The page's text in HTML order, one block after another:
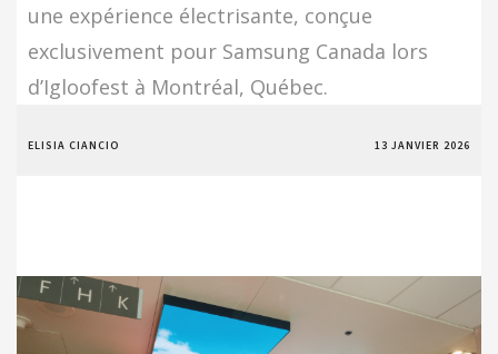
une expérience électrisante, conçue
exclusivement pour Samsung Canada lors
d’Igloofest à Montréal, Québec.
ELISIA CIANCIO 13 JANVIER 2026